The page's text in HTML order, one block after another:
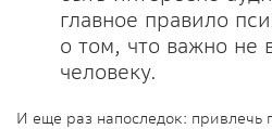
главное правило
о том, что важно не
человеку.
И еще раз напоследок: привлечь